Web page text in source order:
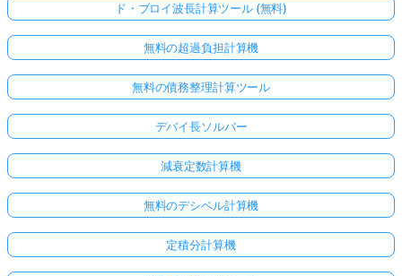
ド・ブロイ波長計算ツール (無料)
無料の超過負担計算機
無料の債務整理計算ツール
デバイ長ソルバー
減衰定数計算機
無料のデシベル計算機
定積分計算機